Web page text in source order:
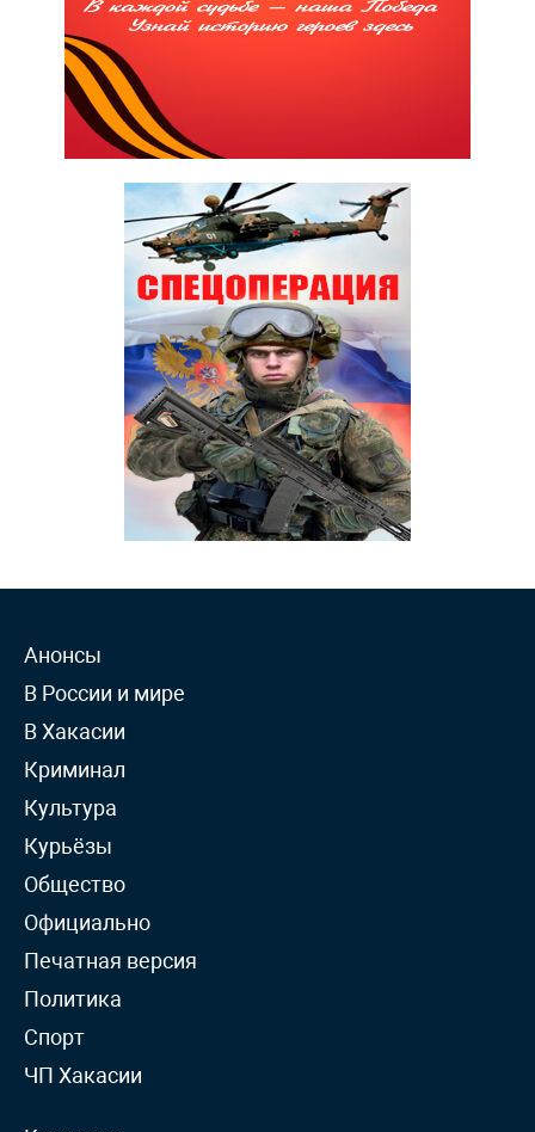
Анонсы
В России и мире
В Хакасии
Криминал
Культура
Курьёзы
Общество
Официально
Печатная версия
Политика
Спорт
ЧП Хакасии